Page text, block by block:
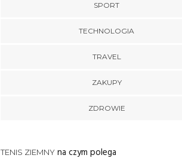
SPORT
TECHNOLOGIA
TRAVEL
ZAKUPY
ZDROWIE
TENIS ZIEMNY na czym polega